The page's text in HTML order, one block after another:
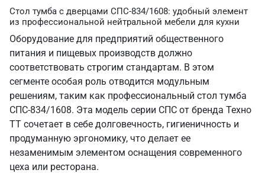
Стол тумба с дверцами СПС-834/1608: удобный элемент
из профессиональной нейтральной мебели для кухни
Оборудование для предприятий общественного
питания и пищевых производств должно
соответствовать строгим стандартам. В этом
сегменте особая роль отводится модульным
решениям, таким как профессиональный стол тумба
СПС-834/1608. Эта модель серии СПС от бренда Техно
ТТ сочетает в себе долговечность, гигиеничность и
продуманную эргономику, что делает ее
незаменимым элементом оснащения современного
цеха или ресторана.